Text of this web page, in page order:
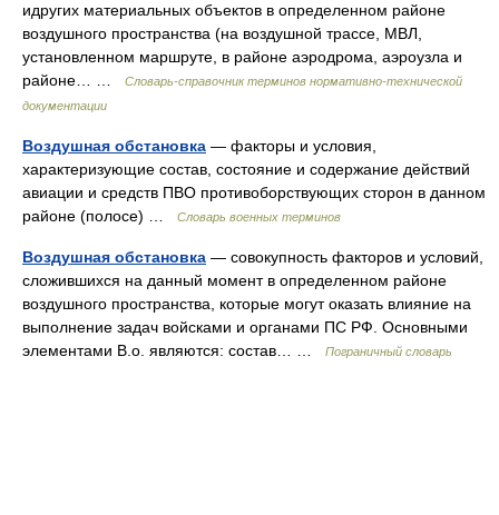
идругих материальных объектов в определенном районе
воздушного пространства (на воздушной трассе, МВЛ,
установленном маршруте, в районе аэродрома, аэроузла и
районе… …
Словарь-справочник терминов нормативно-технической
документации
Воздушная обстановка — факторы и условия,
характеризующие состав, состояние и содержание действий
авиации и средств ПВО противоборствующих сторон в данном
районе (полосе) …
Словарь военных терминов
Воздушная обстановка — совокупность факторов и условий,
сложившихся на данный момент в определенном районе
воздушного пространства, которые могут оказать влияние на
выполнение задач войсками и органами ПС РФ. Основными
элементами В.о. являются: состав… …
Пограничный словарь